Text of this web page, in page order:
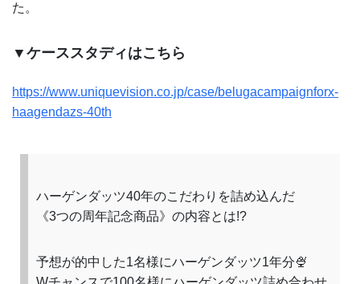
た。
▼ケーススタディはこちら
https://www.uniquevision.co.jp/case/belugacampaignforx-
haagendazs-40th
ハーゲンダッツ40年のこだわりを詰め込んだ
《3つの周年記念商品》の内容とは!?
予想が的中した1名様にハーゲンダッツ1年分🍨